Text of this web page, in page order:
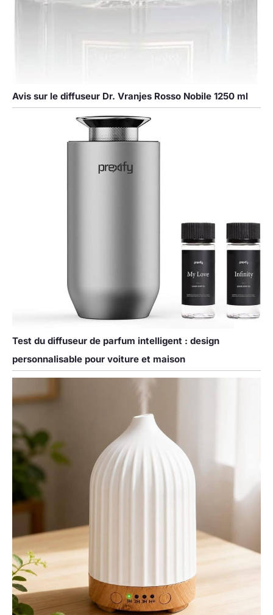
Avis sur le diffuseur Dr. Vranjes Rosso Nobile 1250 ml
Test du diffuseur de parfum intelligent : design
personnalisable pour voiture et maison